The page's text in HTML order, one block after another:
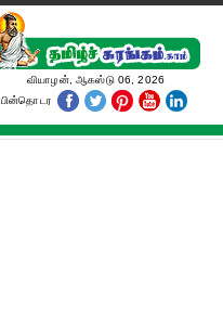
வியாழன், ஆகஸ்டு 06, 2026
பின்தொடர